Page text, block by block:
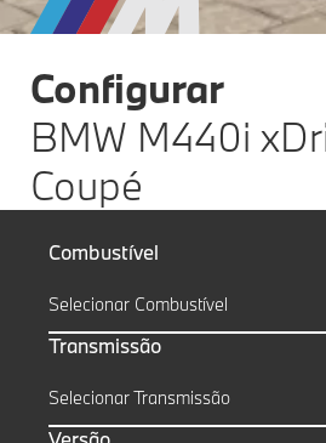
Configurar
BMW M440i
Coupé
Combustível
Selecionar Combustível
Transmissão
Selecionar Transmissão